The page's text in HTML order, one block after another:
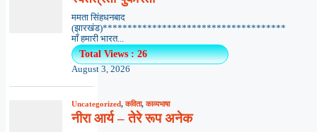
ममता सिंहधनबाद
(झारखंड)*************************************
माँ हमारी भारत...
Total Views : 26
August 3, 2026
Uncategorized,कविता,काव्यभाषा
नीरा आर्य – तेरे रूप अनेक